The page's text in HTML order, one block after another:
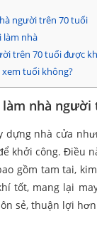
người trên 70 tuổi
làm nhà
trên 70 tuổi được
tuổi không?
nhà người
dựng nhà cửa
khởi công. Điều
gồm tam tai,
tốt, mang lại
sẻ, thuận lợi